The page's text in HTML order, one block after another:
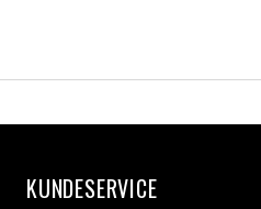
KUNDESERVICE